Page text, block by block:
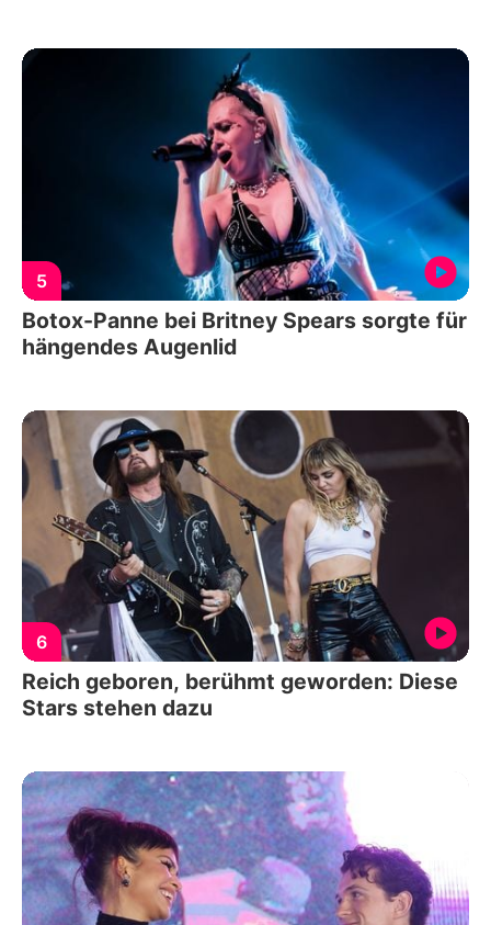
5
Botox-Panne bei Britney Spears sorgte für
hängendes Augenlid
6
Reich geboren, berühmt geworden: Diese
Stars stehen dazu